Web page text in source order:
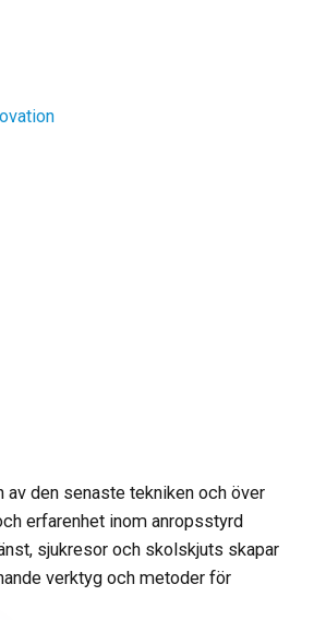
av den senaste tekniken och över
erfarenhet inom anropsstyrd
sjukresor och skolskjuts skapar
verktyg och metoder för